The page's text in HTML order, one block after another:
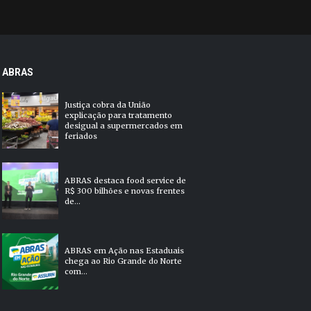
ABRAS
Justiça cobra da União
explicação para tratamento
desigual a supermercados em
feriados
ABRAS destaca food service de
R$ 300 bilhões e novas frentes
de...
ABRAS em Ação nas Estaduais
chega ao Rio Grande do Norte
com...